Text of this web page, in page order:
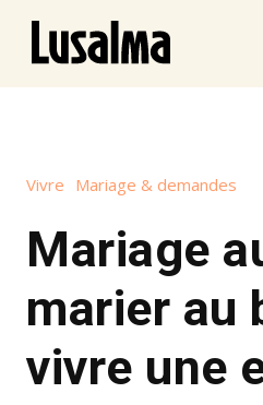
Vivre Mariage & demandes
Mariage
marier au
vivre une